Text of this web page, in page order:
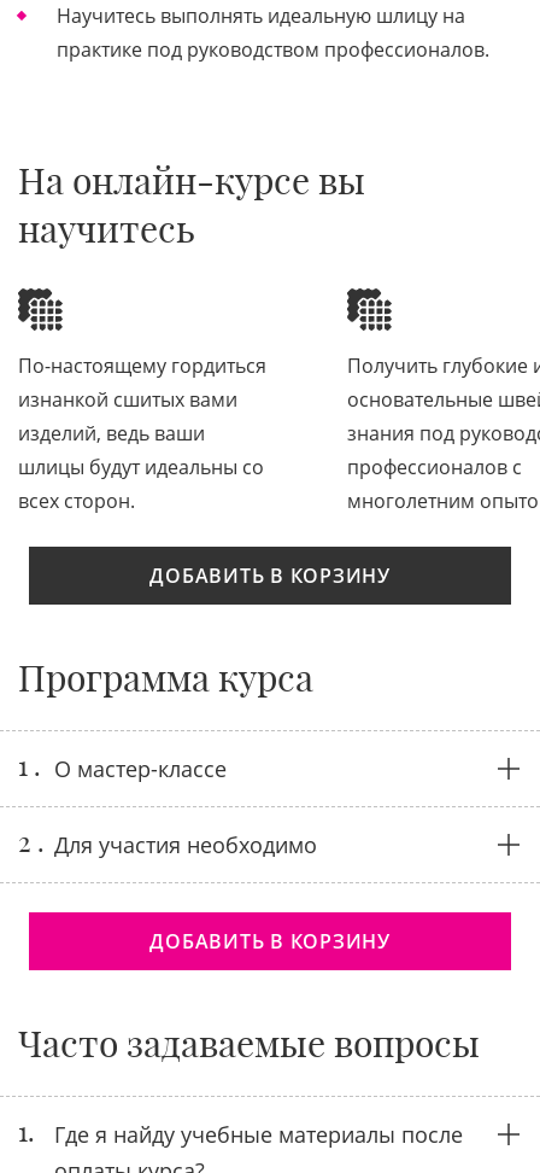
Научитесь выполнять идеальную шлицу на
практике под руководством профессионалов.
На онлайн-курсе вы
научитесь
По-настоящему гордиться
изнанкой сшитых вами
изделий, ведь ваши
шлицы будут идеальны со
всех сторон.
Получить глубокие
основательные
знания под
профессионалов с
многолетним
ДОБАВИТЬ В КОРЗИНУ
Программа курса
1 . О мастер-классе
2 . Для участия необходимо
ДОБАВИТЬ В КОРЗИНУ
Часто задаваемые вопросы
1.
Где я найду учебные материалы после